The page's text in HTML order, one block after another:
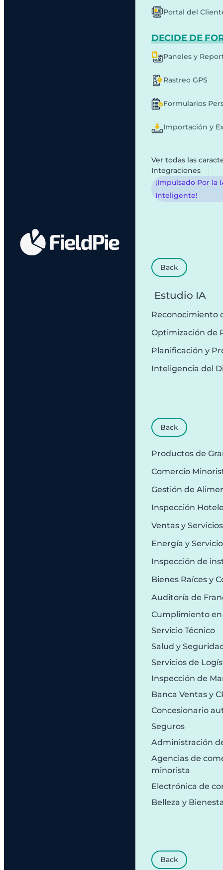
Portal del
DECIDE DE
Paneles y
Rastreo GPS
Formularios
Importación y
Ver todas las
Integraciones
¡Impulsado Por la
Inteligente!
Back
Estudio IA
Reconocimiento
Optimización de
Planificación y
Inteligencia del
Back
Productos de
Comercio
Gestión de
Inspección
Ventas y
Energía y
Inspección de
Bienes Raíces y
Auditoría de
Cumplimiento en
Servicio Técnico
Salud y
Servicios de
Inspección de
Banca Ventas y
Concesionario
Seguros
Administración
Agencias de
minorista
Electrónica de
Belleza y
Back